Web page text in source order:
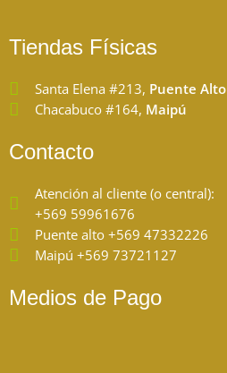
Tiendas Físicas
Santa Elena #213, Puente Alto
Chacabuco #164, Maipú
Contacto
Atención al cliente (o central):
+569 59961676
Puente alto +569 47332226
Maipú +569 73721127
Medios de Pago